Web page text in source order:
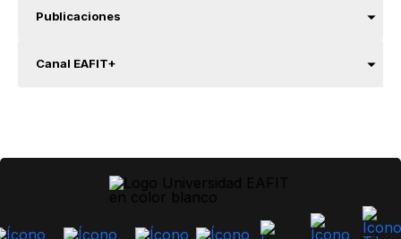
Publicaciones
Canal EAFIT+